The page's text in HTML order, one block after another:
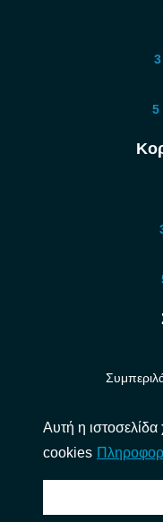
Αυτή η ιστοσελίδα
cookies